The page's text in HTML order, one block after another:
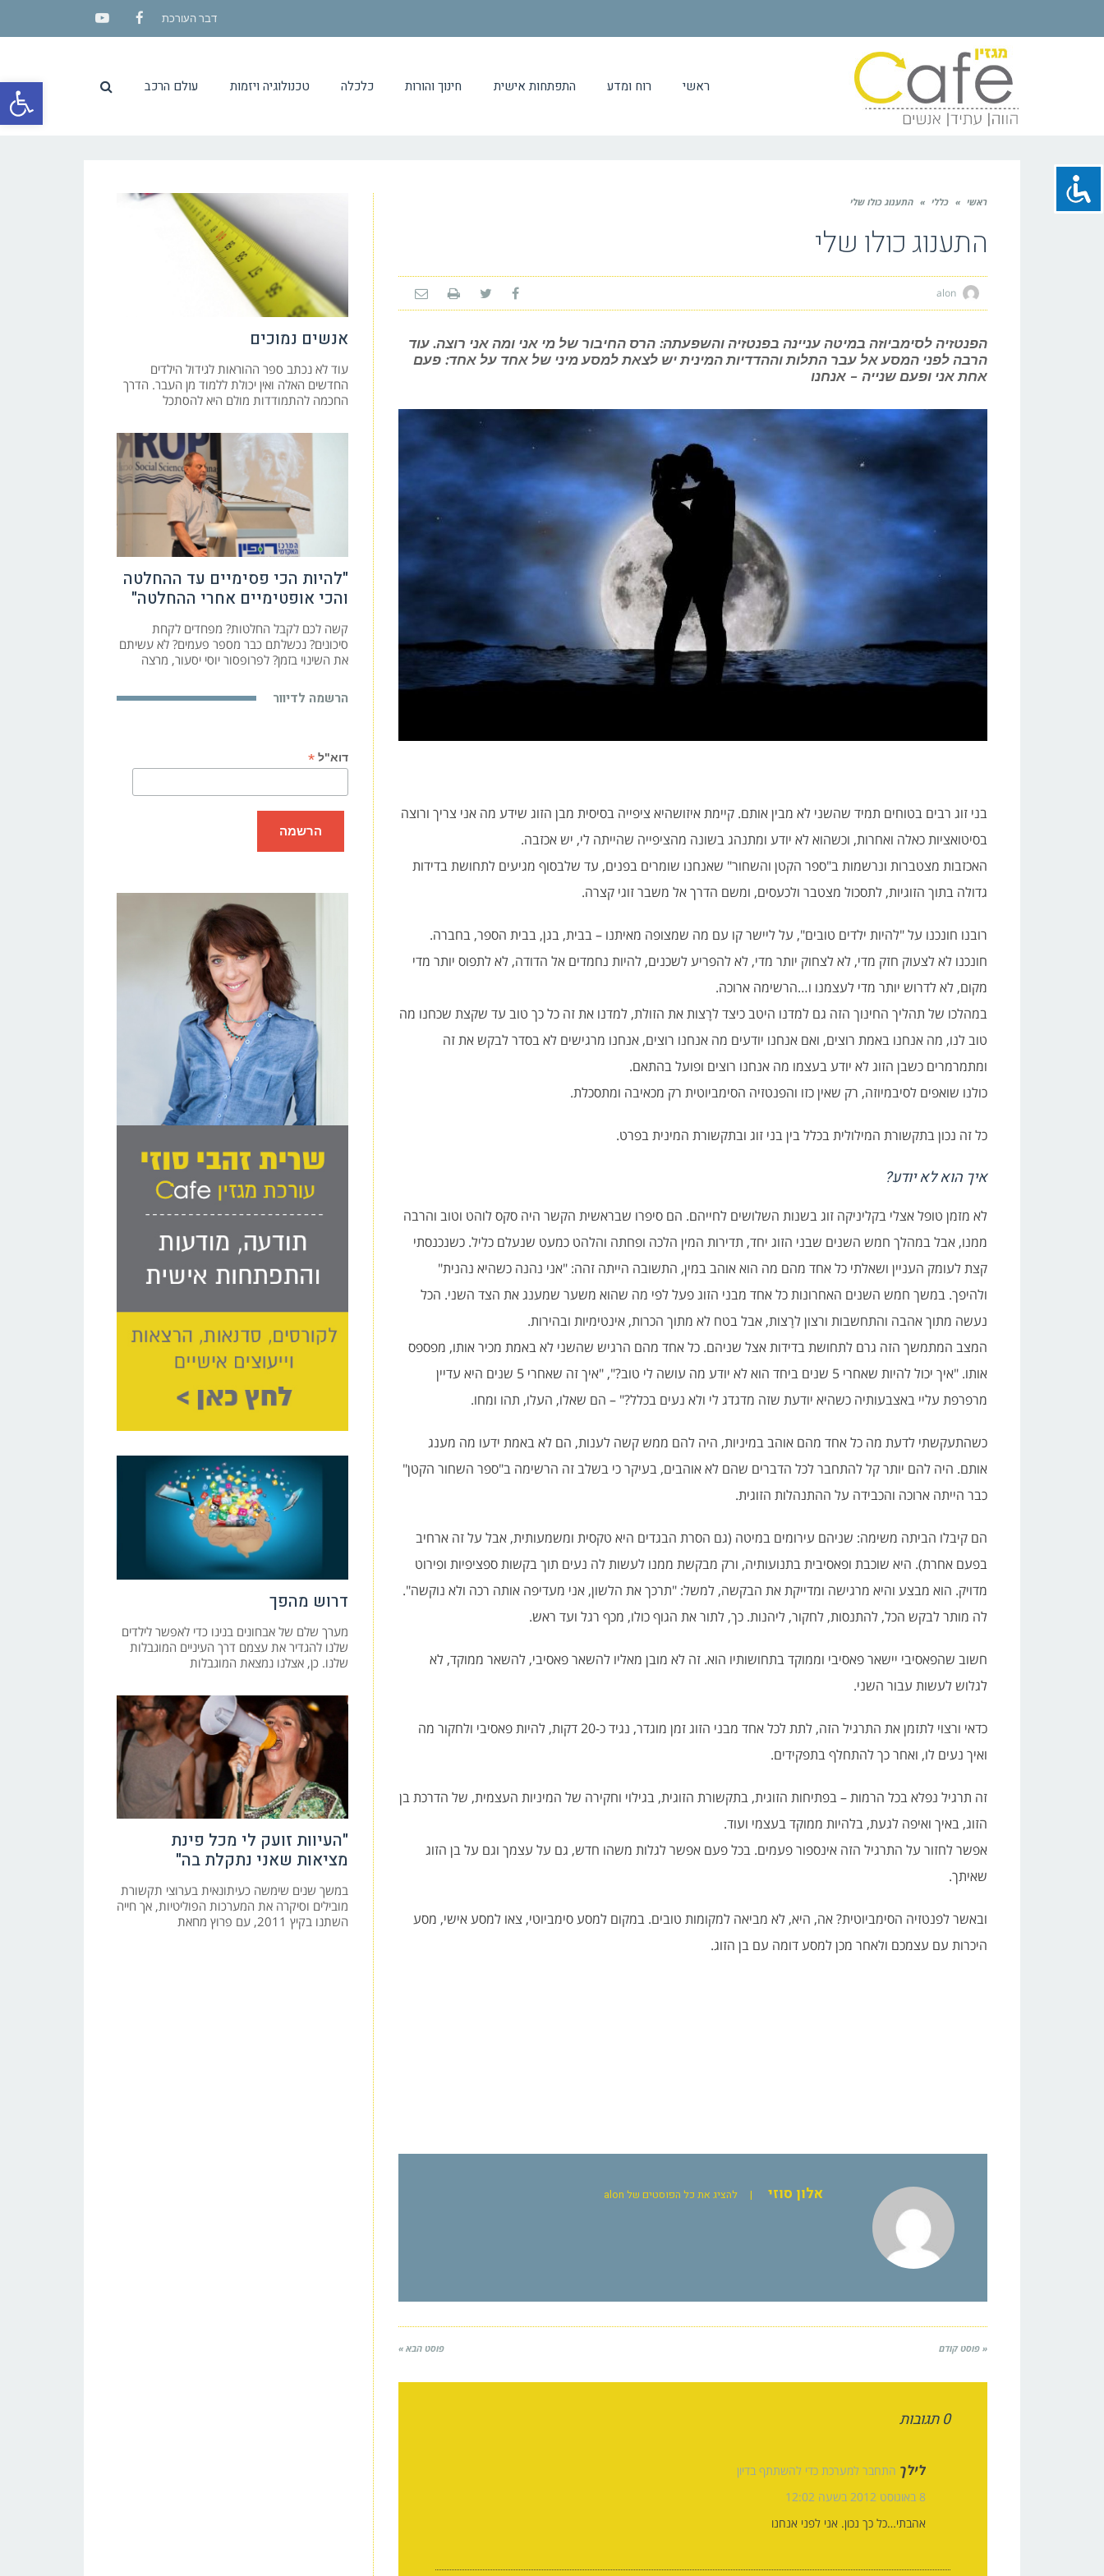
פתח
דבר העורכת
Facebook
YouTube
ראשי רוח ומדע התפתחות אישית חינוך והורות כלכלה טכנולוגיה ויזמות עולם הרכב
ראשי » כללי » התענוג כולו שלי
התענוג כולו שלי
הפנטזיה לסימביוזה במיטה עניינה בפנטזיה והשפעתה: הרס החיבור של מי אני ומה אני רוצה. עוד
הרבה לפני המסע אל עבר התלות וההדדיות המינית יש לצאת למסע מיני של אחד על אחד: פעם
אחת אני ופעם שנייה – אנחנו
בני זוג רבים בטוחים תמיד שהשני לא מבין אותם. קיימת איזושהיא ציפייה בסיסית מבן הזוג שידע מה אני צריך ורוצה
בסיטואציות כאלה ואחרות, וכשהוא לא יודע ומתנהג בשונה מהציפייה שהייתה לי, יש אכזבה.
האכזבות מצטברות ונרשמות ב"ספר הקטן והשחור" שאנחנו שומרים בפנים, עד שלבסוף מגיעים לתחושת בדידות
גדולה בתוך הזוגיות, לתסכול מצטבר ולכעסים, ומשם הדרך אל משבר זוגי קצרה.
רובנו חונכנו על "להיות ילדים טובים", על ליישר קו עם מה שמצופה מאיתנו – בבית, בגן, בבית הספר, בחברה.
חונכנו לא לצעוק חזק מדי, לא לצחוק יותר מדי, לא להפריע לשכנים, להיות נחמדים אל הדודה, לא לתפוס יותר מדי
מקום, לא לדרוש יותר מדי לעצמנו ו…הרשימה ארוכה.
במהלכו של תהליך החינוך הזה גם למדנו היטב כיצד לרָצות את הזולת, למדנו את זה כל כך טוב עד שקצת שכחנו מה
טוב לנו, מה אנחנו באמת רוצים, ואם אנחנו יודעים מה אנחנו רוצים, אנחנו מרגישים לא בסדר לבקש את זה
ומתמרמרים כשבן הזוג לא יודע בעצמו מה אנחנו רוצים ופועל בהתאם.
כולנו שואפים לסיבמיוזה, רק שאין כזו והפנטזיה הסימביוטית רק מכאיבה ומתסכלת.
כל זה נכון בתקשורת המילולית בכלל בין בני זוג ובתקשורת המינית בפרט.
איך הוא לא יודע?
לא מזמן טופל אצלי בקליניקה זוג בשנות השלושים לחייהם. הם סיפרו שבראשית הקשר היה סקס לוהט וטוב והרבה
ממנו, אבל במהלך חמש השנים שבני הזוג יחד, תדירות המין הלכה ופחתה והלהט כמעט שנעלם כליל. כשנכנסתי
קצת לעומק העניין ושאלתי כל אחד מהם מה הוא אוהב במין, התשובה הייתה זהה: "אני נהנה כשהיא נהנית"
ולהיפך. במשך חמש השנים האחרונות כל אחד מבני הזוג פעל לפי מה שהוא משער שמענג את הצד השני. הכל
נעשה מתוך אהבה והתחשבות ורצון לרָצות, אבל בטח לא מתוך הכרות, אינטימיות ובהירות.
המצב המתמשך הזה גרם לתחושת בדידות אצל שניהם. כל אחד מהם הרגיש שהשני לא באמת מכיר אותו, מפספס
אותו. "איך יכול להיות שאחרי 5 שנים ביחד הוא לא יודע מה עושה לי טוב?", "איך זה שאחרי 5 שנים היא עדיין
מרפרפת עליי באצבעותיה כשהיא יודעת שזה מדגדג לי ולא נעים בכלל?" – הם שאלו, העלו, תהו ומחו.
כשהתעקשתי לדעת מה כל אחד מהם אוהב במיניות, היה להם ממש קשה לענות, הם לא באמת ידעו מה מענג
אותם. היה להם יותר קל להתחבר לכל הדברים שהם לא אוהבים, בעיקר כי בשלב זה הרשימה ב"ספר השחור הקטן"
כבר הייתה ארוכה והכבידה על ההתנהלות הזוגית.
הם קיבלו הביתה משימה: שניהם עירומים במיטה (גם הסרת הבגדים היא טקסית ומשמעותית, אבל על זה ארחיב
בפעם אחרת). היא שוכבת ופאסיבית בתנועותיה, ורק מבקשת ממנו לעשות לה נעים תוך בקשות ספציפיות ופירוט
מדויק. הוא מבצע והיא מרגישה ומדייקת את הבקשה, למשל: "תרכך את הלשון, אני מעדיפה אותה רכה ולא נוקשה".
לה מותר לבקש הכל, להתנסות, לחקור, ליהנות. כך, לתור את הגוף כולו, מכף רגל ועד ראש.
חשוב שהפאסיבי יישאר פאסיבי וממוקד בתחושותיו הוא. זה לא מובן מאליו להשאר פאסיבי, להשאר ממוקד, לא
לגלוש לעשות עבור השני.
כדאי ורצוי לתזמן את התרגיל הזה, לתת לכל אחד מבני הזוג זמן מוגדר, נגיד כ-20 דקות, להיות פאסיבי ולחקור מה
ואיך נעים לו, ואחר כך להתחלף בתפקידים.
זה תרגיל נפלא בכל הרמות – בפתיחות הזוגית, בתקשורת הזוגית, בגילוי וחקירה של המיניות העצמית, של הדרכת בן
הזוג, באיך ואיפה לגעת, בלהיות ממוקד בעצמי ועוד.
אפשר לחזור על התרגיל הזה אינספור פעמים. בכל פעם אפשר לגלות משהו חדש, גם על עצמך וגם על בן הזוג
שאיתך.
ובאשר לפנטזיה הסימביוטית? אה, היא, לא מביאה למקומות טובים. במקום למסע סימביוטי, צאו למסע אישי, מסע
היכרות עם עצמכם ולאחר מכן למסע דומה עם בן הזוג.
אלון סוזי | להציג את כל הפוסטים של alon
« פוסט קודם פוסט הבא »
0 תגובות
לילך התחבר למערכת כדי להשתתף בדיון
8 באוגוסט 2012 בשעה 12:02
אהבתי…כל כך נכון. אני לפני אנחנו
אנשים נמוכים
עוד לא נכתב ספר ההוראות לגידול הילדים
החדשים האלה ואין יכולת ללמוד מן העבר. הדרך
החכמה להתמודדות מולם היא להסתכל
"להיות הכי פסימיים עד ההחלטה
והכי אופטימיים אחרי ההחלטה"
קשה לכם לקבל החלטות? מפחדים לקחת
סיכונים? נכשלתם כבר מספר פעמים? לא עשיתם
את השינוי בזמן? לפרופסור יוסי יסעור, מרצה
הרשמה לדיוור
דוא"ל *
דרוש מהפך
מערך שלם של אבחונים בנינו כדי לאפשר לילדים
שלנו להגדיר את עצמם דרך העיניים המוגבלות
שלנו. כן, אצלנו נמצאת המוגבלות
"העיוות זועק לי מכל פינת
מציאות שאני נתקלת בה"
במשך שנים שימשה כעיתונאית בערוצי תקשורת
מובילים וסיקרה את המערכות הפוליטיות, אך חייה
השתנו בקיץ 2011, עם פרוץ מחאת